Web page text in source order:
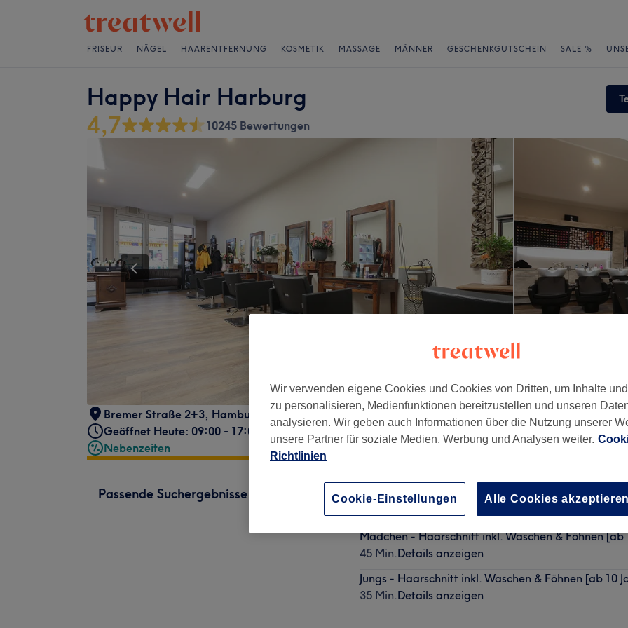
FRISEUR NÄGEL HAARENTFERNUNG KOSMETIK MASSAGE MÄNNER GESCHENKGUTSCHEIN SALE %
Happy Hair Harburg
4,7 10245 Bewertungen
Bremer Straße 2+3, Hamburg
21073
Geöffnet Heute: 09:00 - 17:00
Nebenzeiten
Passende Suchergebnisse
Mädchen - Haarschnitt inkl. Waschen & Föhnen [bis
Mädchen - Haarschnitt inkl. Waschen & Föhnen [ab
45 Min.Details anzeigen
Jungs - Haarschnitt inkl. Waschen & Föhnen [ab 10
35 Min.Details anzeigen
Wir verwenden eigene Cookies und Cookies von Dritten, um Inhalte
zu personalisieren, Medienfunktionen bereitzustellen und unseren
analysieren. Wir geben auch Informationen über die Nutzung unserer
unsere Partner für soziale Medien, Werbung und Analysen weiter.
Richtlinien
Cookie-Einstellungen Alle Cookies akzeptieren